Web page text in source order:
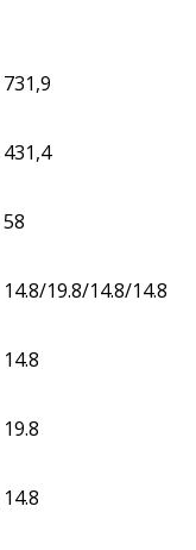
731,9
431,4
58
14.8/19.8/14.8/14.8
14.8
19.8
14.8